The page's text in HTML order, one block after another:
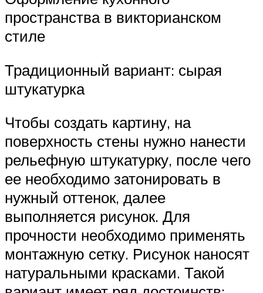
пространства в викторианском
стиле
Традиционный вариант: сырая
штукатурка
Чтобы создать картину, на
поверхность стены нужно нанести
рельефную штукатурку, после чего
ее необходимо затонировать в
нужный оттенок, далее
выполняется рисунок. Для
прочности необходимо применять
монтажную сетку. Рисунок наносят
натуральными красками. Такой